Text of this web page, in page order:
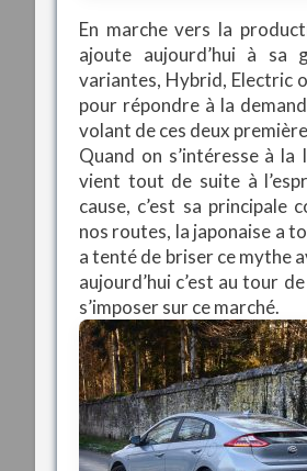
En marche vers la
ajoute aujourd’hui à sa
variantes, Hybrid, Electric
pour répondre à la
volant de ces deux
Quand on s’intéresse à
vient tout de suite à
cause, c’est sa
nos routes, la japonaise a
a tenté de briser ce mythe
aujourd’hui c’est au tour
s’imposer sur ce marché.